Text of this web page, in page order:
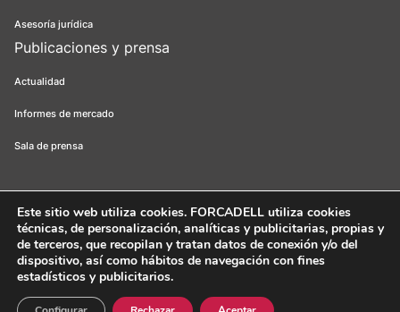
Asesoría jurídica
Publicaciones y prensa
Actualidad
Informes de mercado
Sala de prensa
Forcadell 2026 Aviso legal Política de privacidad
Política de cookies
Canal ético
FORCADELL-AICAT 163 - Pl. Universitat, 3 - 08007
Barcelona / 934 965 400
Este sitio web utiliza cookies. FORCADELL utiliza cookies
técnicas, de personalización, analíticas y publicitarias, propias y
de terceros, que recopilan y tratan datos de conexión y/o del
dispositivo, así como hábitos de navegación con fines
estadísticos y publicitarios.